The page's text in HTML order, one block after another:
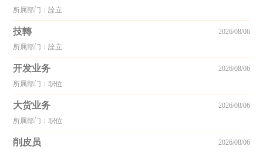
所属部门：詮立
技轉
所属部门：詮立
2026/08/06
开发业务
所属部门：职位
2026/08/06
大货业务
所属部门：职位
2026/08/06
削皮员 2026/08/06